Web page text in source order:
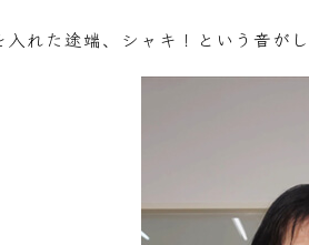
入れた途端、シャキ！という音が